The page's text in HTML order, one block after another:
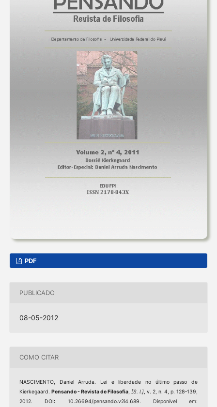
PDF
PUBLICADO
08-05-2012
COMO CITAR
NASCIMENTO, Daniel Arruda. Lei e liberdade no último passo de
Kierkegaard. Pensando - Revista de Filosofia,[S. l.], v. 2, n. 4, p. 128–139,
2012. DOI: 10.26694/pensando.v2i4.689. Disponível em: